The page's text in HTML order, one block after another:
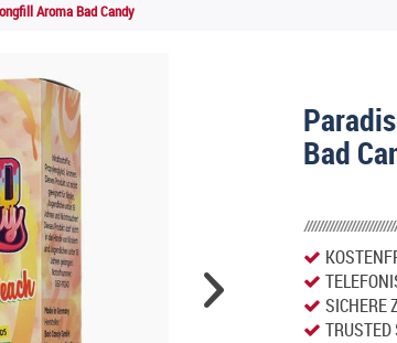
Aroma Bad Candy
Bad
SICHERE
TRUSTED